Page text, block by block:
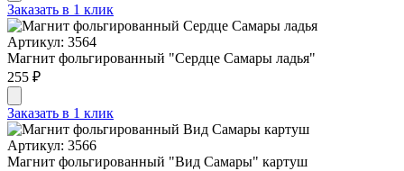
Заказать в 1 клик
Артикул: 3564
Магнит фольгированный "Сердце Самары ладья"
255 ₽
Заказать в 1 клик
Артикул: 3566
Магнит фольгированный "Вид Самары" картуш